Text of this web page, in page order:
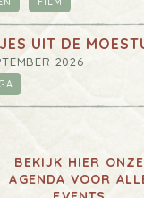
UIT DE
2026
BEKIJK HIER ONZE
AGENDA VOOR